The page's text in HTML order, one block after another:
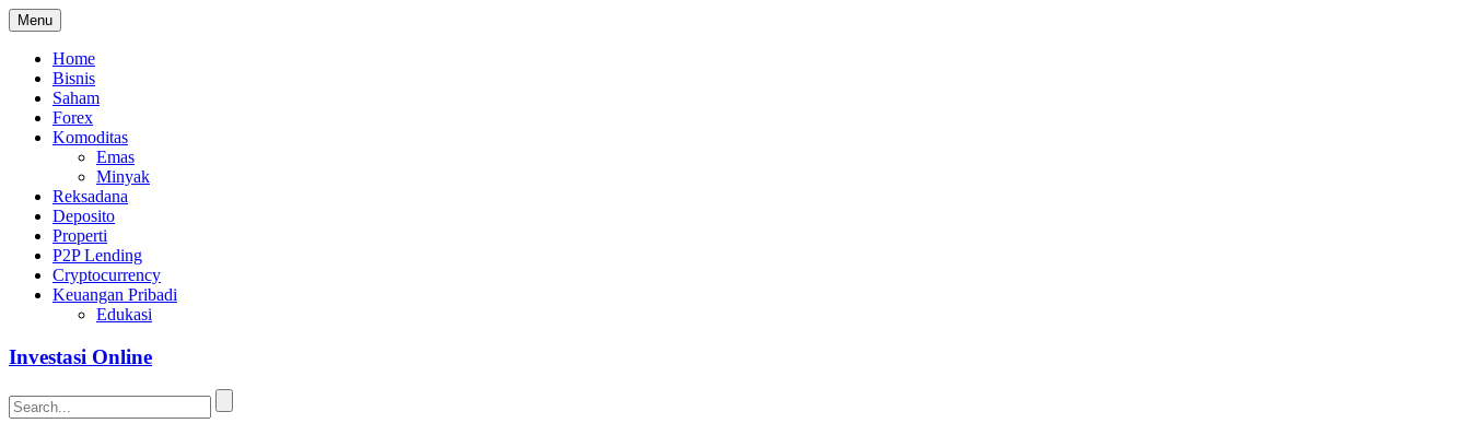
Menu
Home
Bisnis
Saham
Forex
Komoditas
Emas
Minyak
Reksadana
Deposito
Properti
P2P Lending
Cryptocurrency
Keuangan Pribadi
Edukasi
Investasi Online